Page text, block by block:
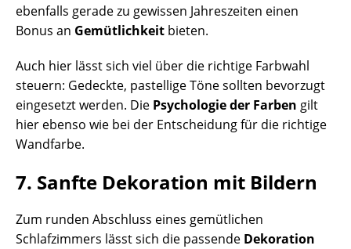
ebenfalls gerade zu gewissen Jahreszeiten einen
Bonus an Gemütlichkeit bieten.
Auch hier lässt sich viel über die richtige Farbwahl
steuern: Gedeckte, pastellige Töne sollten bevorzugt
eingesetzt werden. Die Psychologie der Farben gilt
hier ebenso wie bei der Entscheidung für die richtige
Wandfarbe.
7. Sanfte Dekoration mit Bildern
Zum runden Abschluss eines gemütlichen
Schlafzimmers lässt sich die passende Dekoration